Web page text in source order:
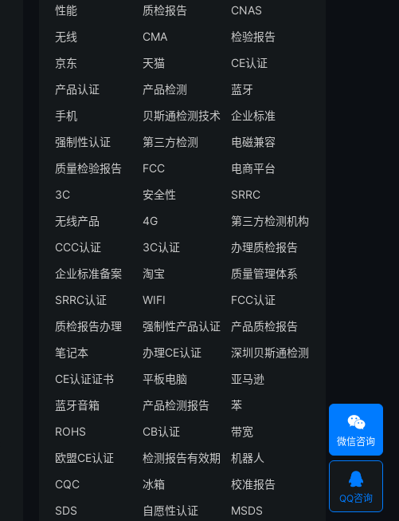
性能
质检报告
CNAS
无线
CMA
检验报告
京东
天猫
CE认证
产品认证
产品检测
蓝牙
手机
贝斯通检测技术
企业标准
强制性认证
第三方检测
电磁兼容
质量检验报告
FCC
电商平台
3C
安全性
SRRC
无线产品
4G
第三方检测机构
CCC认证
3C认证
办理质检报告
企业标准备案
淘宝
质量管理体系
SRRC认证
WIFI
FCC认证
质检报告办理
强制性产品认证
产品质检报告
笔记本
办理CE认证
深圳贝斯通检测
CE认证证书
平板电脑
亚马逊
蓝牙音箱
产品检测报告
苯
ROHS
CB认证
带宽
欧盟CE认证
检测报告有效期
机器人
CQC
冰箱
校准报告
SDS
自愿性认证
MSDS

微信咨询

QQ咨询